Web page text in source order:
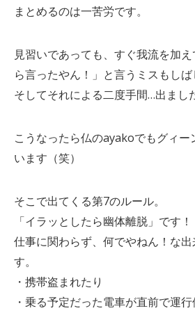
まとめるのは一苦労です。
見習いであっても、すぐ我流を加
ら言ったやん！」と言うミスもしば
そしてそれによる二度手間…出まし
こうなったら仏のayakoでもグィー
います（笑）
そこで出てくる第7のルール。
「イラッとしたら幽体離脱」です！
仕事に関わらず、何でやねん！な
す。
・携帯盗まれたり
・乗る予定だった電車が直前で運